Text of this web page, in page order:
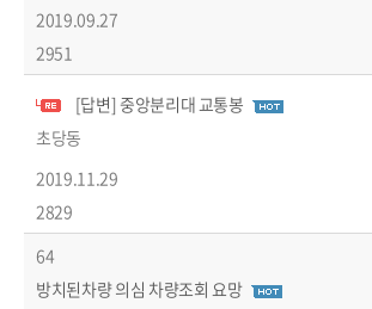
2019.09.27
2951
[답변] 중앙분리대 교통봉
초당동
2019.11.29
2829
64
방치된차량 의심 차량조회 요망